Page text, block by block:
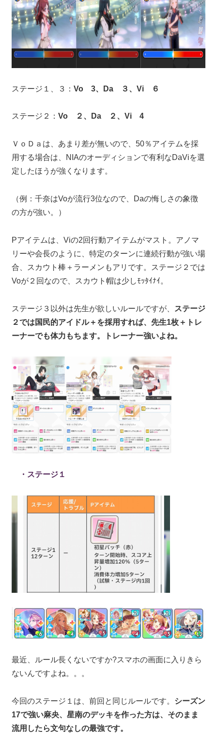
ステージ１、３： Vo 3、Da ３、Vi ６
ステージ２： Vo ２、Da ２、Vi 4
ＶｏＤａは、あまり差が無いので、50％アイテムを採
用する場合は、NIAのオーディションで有利なDaViを選
定したほうが強くなります。
（例：千奈はVoが流行3位なので、Daの悔しさの象徴
の方が強い。）
Pアイテムは、Viの2回行動アイテムがマスト。アノマ
リーや会長のように、特定のターンに連続行動が強い場
合、スカウト棒＋ラーメンもアリです。ステージ２では
Voが２回なので、スカウト帽は少しﾓｯﾀｲﾅｲ。
ステージ３以外は先生が欲しいルールですが、
ステージ
２では国民的アイドル＋を採用すれば、先生1枚＋トレ
ーナーでも体力もちます。トレーナー強いよね。
・ステージ１
最近、ルール長くないですか?スマホの画面に入りきら
ないんですよね。。。
今回のステージ１は、前回と同じルールです。 シーズン
17で強い麻央、星南のデッキを作った方は、そのまま
流用したら文句なしの最強です。